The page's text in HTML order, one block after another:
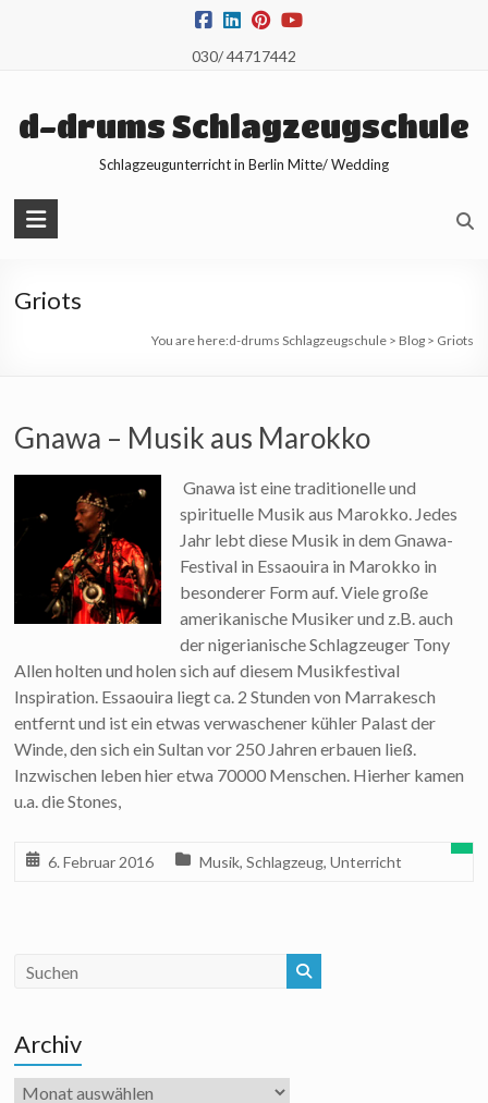
030/ 44717442
d-drums Schlagzeugschule
Schlagzeugunterricht in Berlin Mitte/ Wedding
Griots
You are here:d-drums Schlagzeugschule> Blog> Griots
Gnawa – Musik aus Marokko
Gnawa ist eine traditionelle und
spirituelle Musik aus Marokko. Jedes
Jahr lebt diese Musik in dem Gnawa-
Festival in Essaouira in Marokko in
besonderer Form auf. Viele große
amerikanische Musiker und z.B. auch
der nigerianische Schlagzeuger Tony
Allen holten und holen sich auf diesem Musikfestival
Inspiration. Essaouira liegt ca. 2 Stunden von Marrakesch
entfernt und ist ein etwas verwaschener kühler Palast der
Winde, den sich ein Sultan vor 250 Jahren erbauen ließ.
Inzwischen leben hier etwa 70000 Menschen. Hierher kamen
u.a. die Stones,
6. Februar 2016 Musik,Schlagzeug,Unterricht
Archiv
Archiv